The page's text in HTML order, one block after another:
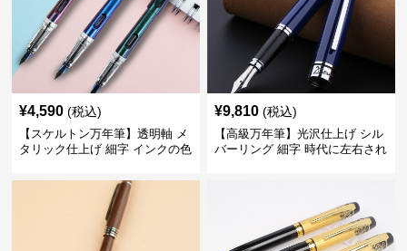
¥4,590 (税込)
【スケルトン万年筆】透明軸 メ
タリック仕上げ 細字 インクの色
する
¥9,810 (税込)
【高級万年筆】光沢仕上げ シル
バーリング 細字 時代に左右され